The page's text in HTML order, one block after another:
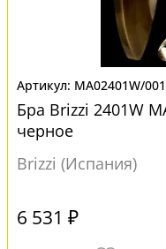
MA02401W/
Бра Brizzi 2401W
черное
Brizzi (Испания)
6 531 ₽